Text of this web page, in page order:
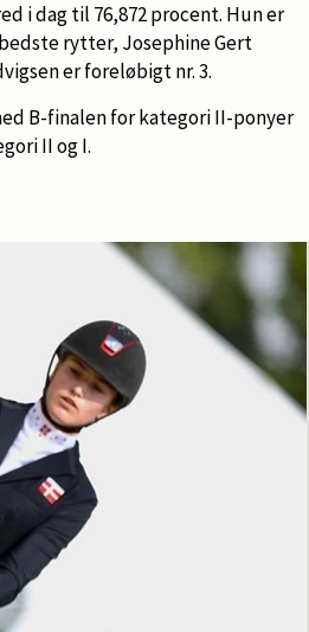
i dag til 76,872 procent. Hun er
rytter, Josephine Gert
er foreløbigt nr. 3.
B-finalen for kategori II-ponyer
II og I.